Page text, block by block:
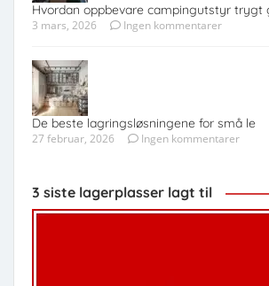
Hvordan oppbevare campingutstyr trygt
3 mars, 2026 Ingen kommentarer
De beste lagringsløsningene for små le
27 februar, 2026 Ingen kommentarer
3 siste lagerplasser lagt til